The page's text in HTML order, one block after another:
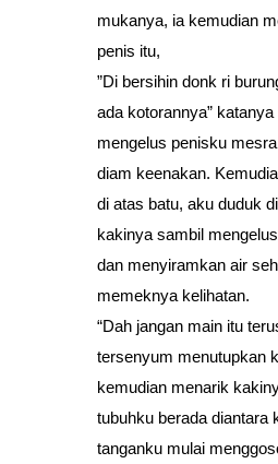
mukanya, ia kemudian
penis itu,
”Di bersihin donk ri
ada kotorannya”
mengelus penisku
diam keenakan.
di atas batu, aku duduk
kakinya sambil
dan menyiramkan air
memeknya kelihatan.
“Dah jangan main itu
tersenyum menutupkan
kemudian menarik
tubuhku berada diantara
tanganku mulai